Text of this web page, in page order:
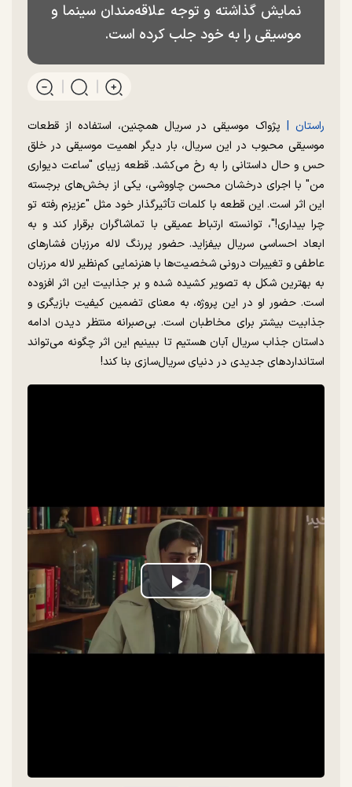
نمایش گذاشته و توجه علاقه‌مندان سینما و
موسیقی را به خود جلب کرده است.
راستان |پژواک موسیقی در سریال همچنین، استفاده از قطعات
موسیقی محبوب در این سریال، بار دیگر اهمیت موسیقی در خلق
حس و حال داستانی را به رخ می‌کشد. قطعه زیبای "ساعت دیواری
من" با اجرای درخشان محسن چاووشی، یکی از بخش‌های برجسته
این اثر است. این قطعه با کلمات تأثیرگذار خود مثل "عزیزم رفته تو
چرا بیداری!"، توانسته ارتباط عمیقی با تماشاگران برقرار کند و به
ابعاد احساسی سریال بیفزاید. حضور پررنگ لاله مرزبان فشارهای
عاطفی و تغییرات درونی شخصیت‌ها با هنرنمایی کم‌نظیر لاله مرزبان
به بهترین شکل به تصویر کشیده شده و بر جذابیت این اثر افزوده
است. حضور او در این پروژه، به معنای تضمین کیفیت بازیگری و
جذابیت بیشتر برای مخاطبان است. بی‌صبرانه منتظر دیدن ادامه
داستان جذاب سریال آبان هستیم تا ببینیم این اثر چگونه می‌تواند
استانداردهای جدیدی در دنیای سریال‌سازی بنا کند!
Play
Video